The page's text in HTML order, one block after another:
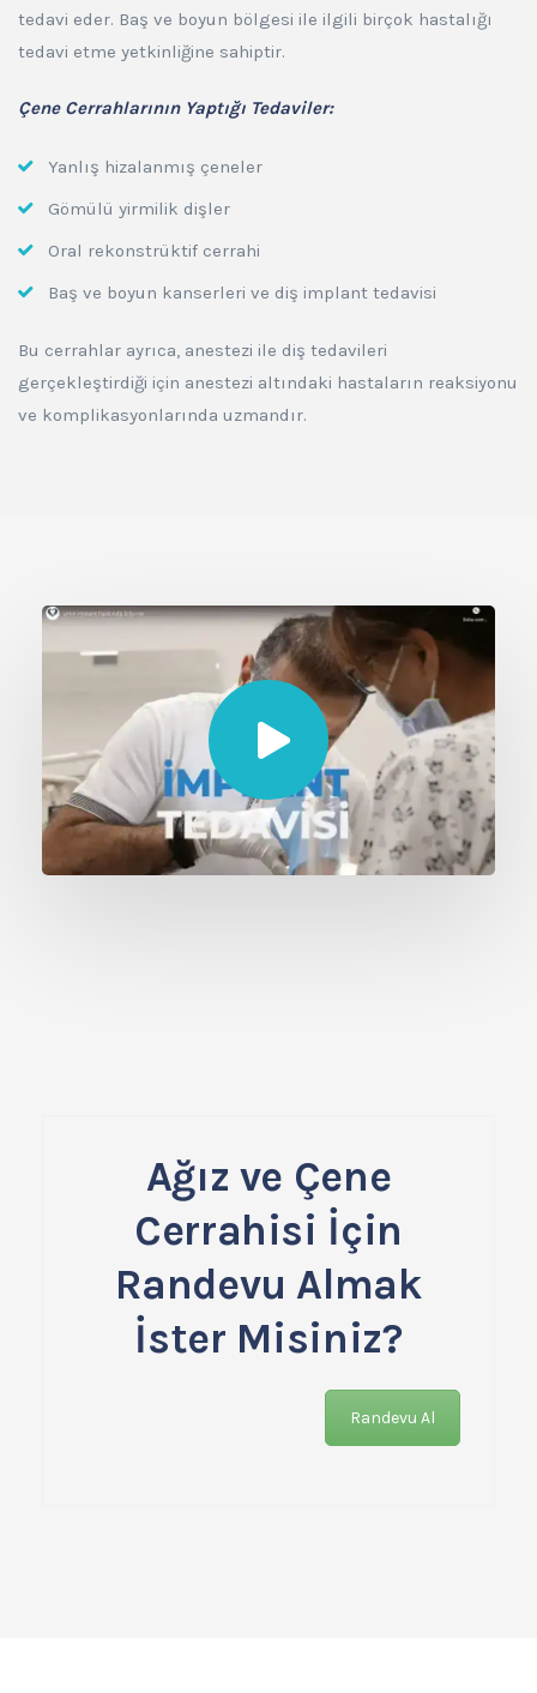
tedavi eder. Baş ve boyun bölgesi ile ilgili birçok hastalığı
tedavi etme yetkinliğine sahiptir.
Çene Cerrahlarının Yaptığı Tedaviler:
Yanlış hizalanmış çeneler
Gömülü yirmilik dişler
Oral rekonstrüktif cerrahi
Baş ve boyun kanserleri ve diş implant tedavisi
Bu cerrahlar ayrıca, anestezi ile diş tedavileri
gerçekleştirdiği için anestezi altındaki hastaların reaksiyonu
ve komplikasyonlarında uzmandır.
Ağız ve Çene
Cerrahisi İçin
Randevu Almak
İster Misiniz?
Randevu Al